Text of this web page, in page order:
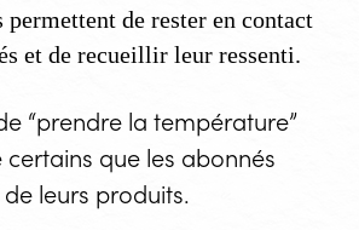
de rester en contact
et de recueillir leur ressenti.
“prendre la température”
certains que les abonnés
leurs produits.